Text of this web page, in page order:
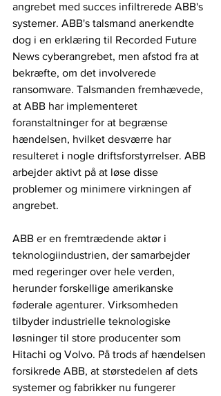
angrebet med succes infiltrerede ABB's
systemer. ABB's talsmand anerkendte
dog i en erklæring til Recorded Future
News cyberangrebet, men afstod fra at
bekræfte, om det involverede
ransomware. Talsmanden fremhævede,
at ABB har implementeret
foranstaltninger for at begrænse
hændelsen, hvilket desværre har
resulteret i nogle driftsforstyrrelser. ABB
arbejder aktivt på at løse disse
problemer og minimere virkningen af ​​
angrebet.
ABB er en fremtrædende aktør i
teknologiindustrien, der samarbejder
med regeringer over hele verden,
herunder forskellige amerikanske
føderale agenturer. Virksomheden
tilbyder industrielle teknologiske
løsninger til store producenter som
Hitachi og Volvo. På trods af hændelsen
forsikrede ABB, at størstedelen af ​​dets
systemer og fabrikker nu fungerer